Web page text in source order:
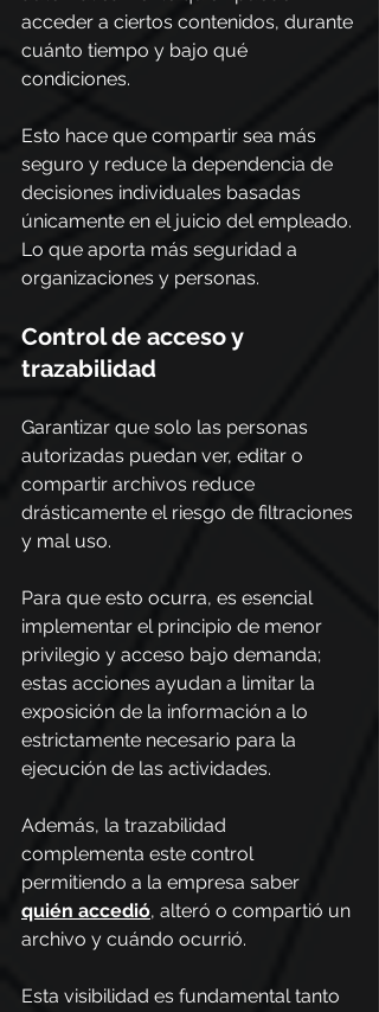
acceder a ciertos contenidos, durante
cuánto tiempo y bajo qué
condiciones.
Esto hace que compartir sea más
seguro y reduce la dependencia de
decisiones individuales basadas
únicamente en el juicio del empleado.
Lo que aporta más seguridad a
organizaciones y personas.
Control de acceso y
trazabilidad
Garantizar que solo las personas
autorizadas puedan ver, editar o
compartir archivos reduce
drásticamente el riesgo de filtraciones
y mal uso.
Para que esto ocurra, es esencial
implementar el principio de menor
privilegio y acceso bajo demanda;
estas acciones ayudan a limitar la
exposición de la información a lo
estrictamente necesario para la
ejecución de las actividades.
Además, la trazabilidad
complementa este control
permitiendo a la empresa saber
quién accedió, alteró o compartió un
archivo y cuándo ocurrió.
Esta visibilidad es fundamental tanto